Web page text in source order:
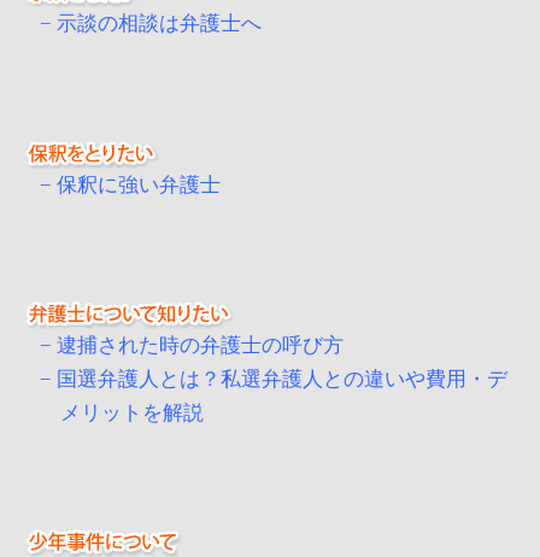
示談の相談は弁護士へ
保釈に強い弁護士
逮捕された時の弁護士の呼び方
国選弁護人とは？私選弁護人との違いや費用・デ
メリットを解説